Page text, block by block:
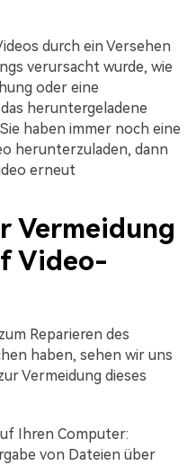
durch ein Versehen
verursacht wurde, wie
oder eine
heruntergeladene
haben immer noch eine
herunterzuladen, dann
erneut
Vermeidung
Video-
Reparieren des
haben, sehen wir uns
Vermeidung dieses
Ihren Computer:
von Dateien über